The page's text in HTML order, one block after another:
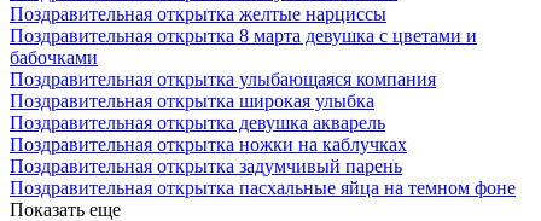
Поздравительная открытка желтые нарциссы
Поздравительная открытка 8 марта девушка с цветами и
бабочками
Поздравительная открытка улыбающаяся компания
Поздравительная открытка широкая улыбка
Поздравительная открытка девушка акварель
Поздравительная открытка ножки на каблучках
Поздравительная открытка задумчивый парень
Поздравительная открытка пасхальные яйца на темном фоне
Показать еще